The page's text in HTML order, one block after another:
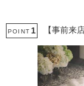
衣装の試着
3万円
撮影前の打ち合わせ
POINT 1 【事前来